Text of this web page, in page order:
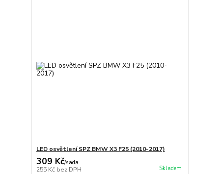
LED osvětlení SPZ BMW X3 F25 (2010-2017)
309 Kč/sada
255 Kč bez DPH Skladem